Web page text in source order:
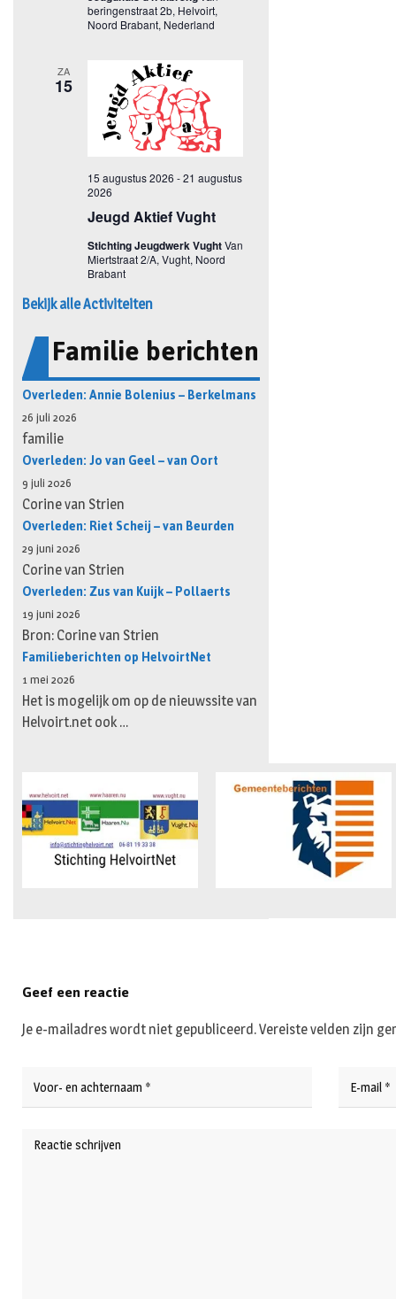
Bekijk alle Activiteiten
Familie berichten
Overleden: Annie Bolenius – Berkelmans
26 juli 2026
familie
Overleden: Jo van Geel – van Oort
9 juli 2026
Corine van Strien
Overleden: Riet Scheij – van Beurden
29 juni 2026
Corine van Strien
Overleden: Zus van Kuijk – Pollaerts
19 juni 2026
Bron: Corine van Strien
Familieberichten op HelvoirtNet
1 mei 2026
Het is mogelijk om op de nieuwssite van
Helvoirt.net ook …
Geef een reactie
Je e-mailadres wordt niet gepubliceerd.Vereiste velden zijn